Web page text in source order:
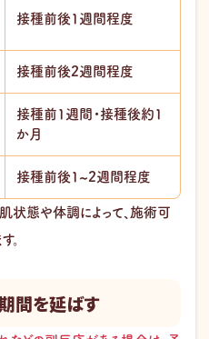
接種前後1週間程度
接種前後2週間程度
接種前1週間・接種後約1
か月
接種前後1~2週間程度
状態や体調によって、施術可
。
間を延ばす